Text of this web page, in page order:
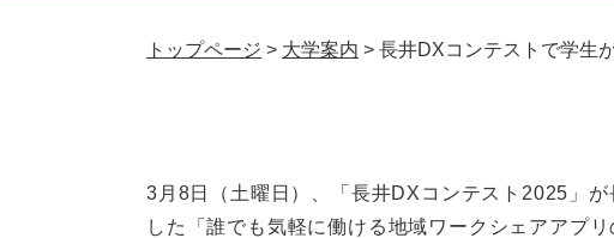
トップページ > 大学案内 > 長井DXコンテストで学生
3月8日（土曜日）、「長井DXコンテスト2025」
した「誰でも気軽に働ける地域ワークシェアアプ